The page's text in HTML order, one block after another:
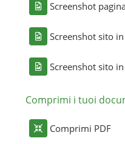
Screenshot
Screenshot sito in
Screenshot sito in
Comprimi i tuoi
Comprimi PDF